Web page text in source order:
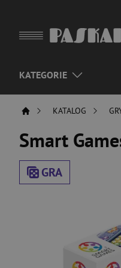
KATEGORIE
KATALOG
Smart
GRA